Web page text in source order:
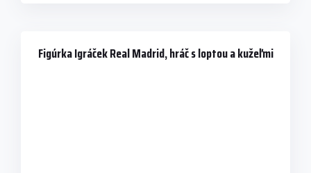
Figúrka Igráček Real Madrid, hráč s loptou a kužeľmi